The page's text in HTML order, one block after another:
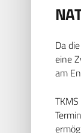
Da
eine
am